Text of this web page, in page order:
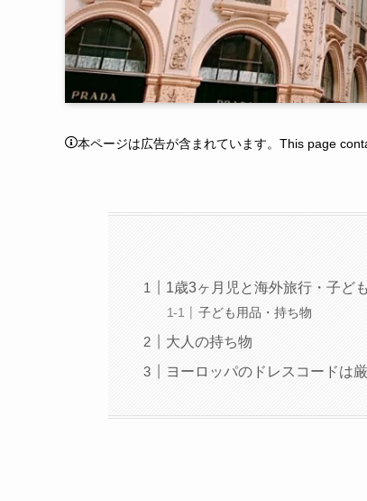
本ページは広告が含まれています。This page
1歳3ヶ月児と海外旅行・子ど
子ども用品・持ち物
大人の持ち物
ヨーロッパのドレスコードは